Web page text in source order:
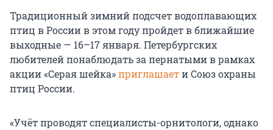
Традиционный зимний подсчет водоплавающих
птиц в России в этом году пройдет в ближайшие
выходные — 16–17 января. Петербургских
любителей понаблюдать за пернатыми в рамках
акции «Серая шейка»приглашаети Cоюз охраны
птиц России.
«Учёт проводят специалисты-орнитологи, однако